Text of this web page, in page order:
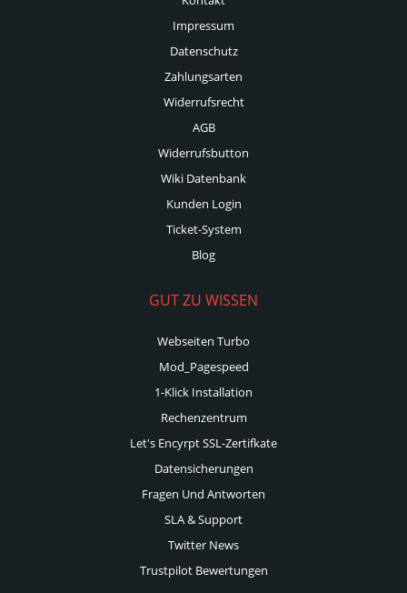
Impressum
Datenschutz
Zahlungsarten
Widerrufsrecht
AGB
Widerrufsbutton
Wiki Datenbank
Kunden Login
Ticket-System
Blog
GUT ZU WISSEN
Webseiten Turbo
Mod_Pagespeed
1-Klick Installation
Rechenzentrum
Let's Encyrpt SSL-Zertifkate
Datensicherungen
Fragen Und Antworten
SLA & Support
Twitter News
Trustpilot Bewertungen